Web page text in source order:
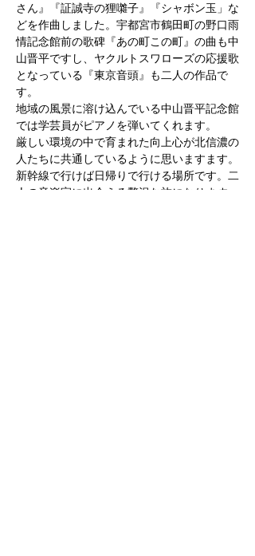
さん』『証誠寺の狸囃子』『シャボン玉」な
どを作曲しました。宇都宮市鶴田町の野口雨
情記念館前の歌碑『あの町この町』の曲も中
山晋平ですし、ヤクルトスワローズの応援歌
となっている『東京音頭』も二人の作品で
す。
地域の風景に溶け込んでいる中山晋平記念館
では学芸員がピアノを弾いてくれます。
厳しい環境の中で育まれた向上心が北信濃の
人たちに共通しているように思いますます。
新幹線で行けば日帰りで行ける場所です。二
人の音楽家に出会える贅沢な旅になります。